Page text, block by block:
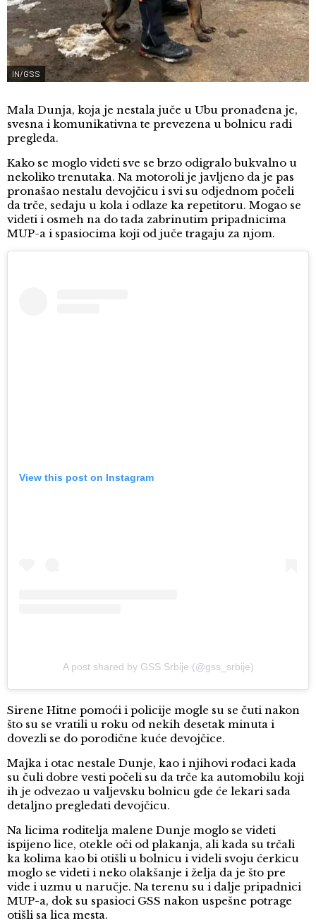
IN/GSS
Mala Dunja, koja je nestala juče u Ubu pronađena je,
svesna i komunikativna te prevezena u bolnicu radi
pregleda.
Kako se moglo videti sve se brzo odigralo bukvalno u
nekoliko trenutaka. Na motoroli je javljeno da je pas
pronašao nestalu devojčicu i svi su od‌jednom počeli
da trče, sedaju u kola i odlaze ka repetitoru. Mogao se
videti i osmeh na do tada zabrinutim pripadnicima
MUP-a i spasiocima koji od juče tragaju za njom.
View this post on Instagram
A post shared by GSS Srbije (@gss_srbije)
Sirene Hitne pomoći i policije mogle su se čuti nakon
što su se vratili u roku od nekih desetak minuta i
dovezli se do porodične kuće devojčice.
Majka i otac nestale Dunje, kao i njihovi rođaci kada
su čuli dobre vesti počeli su da trče ka automobilu koji
ih je odvezao u valjevsku bolnicu gde će lekari sada
detaljno pregledati devojčicu.
Na licima roditelja malene Dunje moglo se videti
ispijeno lice, otekle oči od plakanja, ali kada su trčali
ka kolima kao bi otišli u bolnicu i videli svoju ćerkicu
moglo se videti i neko olakšanje i želja da je što pre
vide i uzmu u naručje. Na terenu su i dalje pripadnici
MUP-a, dok su spasioci GSS nakon uspešne potrage
otišli sa lica mesta.